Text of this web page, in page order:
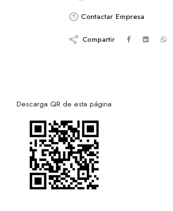
Contactar Empresa
Compartir
Descarga QR de esta página